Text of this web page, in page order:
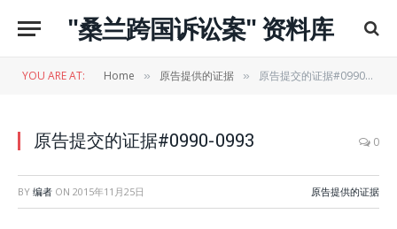
"桑兰跨国诉讼案" 资料库
YOU ARE AT: Home » 原告提供的证据 » 原告提交的证据#0990-0993
原告提交的证据#0990-0993 0
BY 编者 ON 2015年11月25日 原告提供的证据